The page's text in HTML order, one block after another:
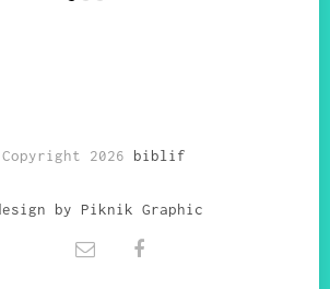
2026 biblif
by Piknik Graphic